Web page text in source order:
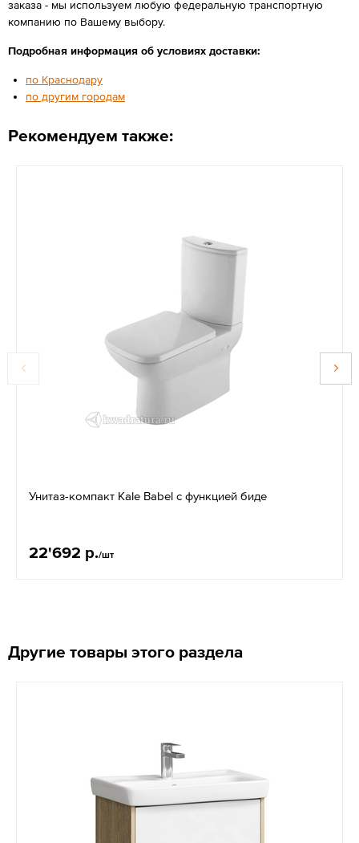
заказа - мы используем любую федеральную транспортную
компанию по Вашему выбору.
Подробная информация об условиях доставки:
по Краснодару
по другим городам
Рекомендуем также:
Унитаз-компакт Kale Babel с функцией биде
22'692 р./шт
Другие товары этого раздела